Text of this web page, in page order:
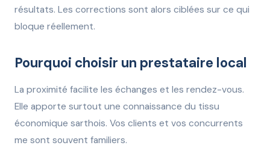
résultats. Les corrections sont alors ciblées sur ce qui
bloque réellement.
Pourquoi choisir un prestataire local
La proximité facilite les échanges et les rendez-vous.
Elle apporte surtout une connaissance du tissu
économique sarthois. Vos clients et vos concurrents
me sont souvent familiers.